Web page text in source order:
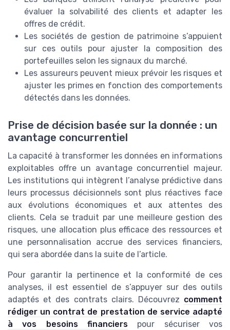
évaluer la solvabilité des clients et adapter les
offres de crédit.
Les sociétés de gestion de patrimoine s’appuient
sur ces outils pour ajuster la composition des
portefeuilles selon les signaux du marché.
Les assureurs peuvent mieux prévoir les risques et
ajuster les primes en fonction des comportements
détectés dans les données.
Prise de décision basée sur la donnée : un
avantage concurrentiel
La capacité à transformer les données en informations
exploitables offre un avantage concurrentiel majeur.
Les institutions qui intègrent l’analyse prédictive dans
leurs processus décisionnels sont plus réactives face
aux évolutions économiques et aux attentes des
clients. Cela se traduit par une meilleure gestion des
risques, une allocation plus efficace des ressources et
une personnalisation accrue des services financiers,
qui sera abordée dans la suite de l’article.
Pour garantir la pertinence et la conformité de ces
analyses, il est essentiel de s’appuyer sur des outils
adaptés et des contrats clairs. Découvrez comment
rédiger un contrat de prestation de service adapté
à vos besoins financiers pour sécuriser vos